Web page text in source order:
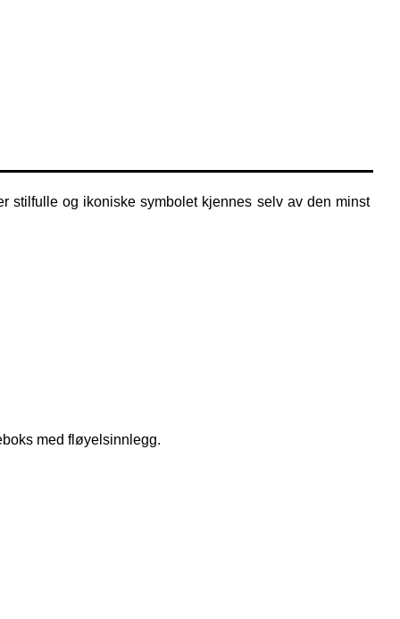
stilfulle og ikoniske symbolet kjennes selv av den minst
med fløyelsinnlegg.